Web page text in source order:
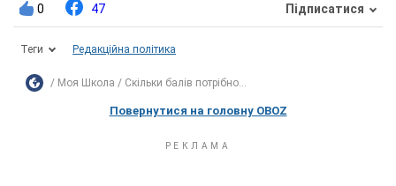
0 47 Підписатися
Теги Редакційна політика
Моя Школа Скільки балів потрібно...
Повернутися на головну OBOZ